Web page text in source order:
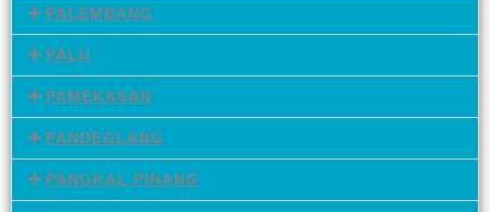
PALEMBANG
PALU
PAMEKASAN
PANDEGLANG
PANGKAL PINANG